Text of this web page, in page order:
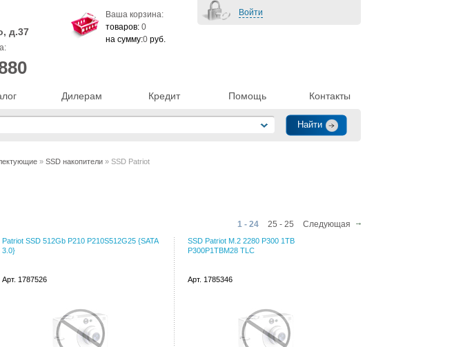
Дилерам Кредит Помощь Контакты
д.37
Войти
Ваша корзина:
товаров: 0
на сумму:0 руб.
» SSD накопители » SSD Patriot
1 - 24 25 - 25 Следующая
Patriot SSD 512Gb P210 P210S512G25 {SATA
3.0}
Арт. 1787526
SSD Patriot M.2 2280 P300 1TB
P300P1TBM28 TLC
Арт. 1785346